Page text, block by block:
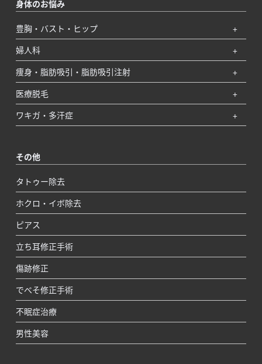
身体のお悩み
豊胸・バスト・ヒップ
婦人科
痩身・脂肪吸引・脂肪吸引注射
医療脱毛
ワキガ・多汗症
その他
タトゥー除去
ホクロ・イボ除去
ピアス
立ち耳修正手術
傷跡修正
でべそ修正手術
不眠症治療
男性美容